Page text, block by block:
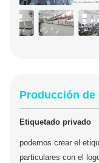
Producción de
Etiquetado privado
podemos crear el
particulares con el